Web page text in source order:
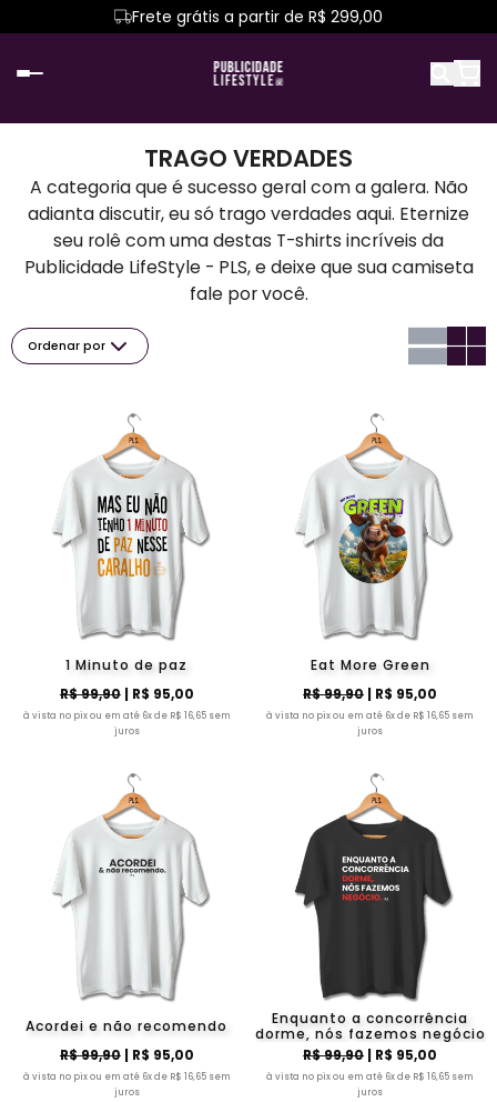
Frete grátis a partir de R$ 299,00
TRAGO VERDADES
A categoria que é sucesso geral com a galera. Não
adianta discutir, eu só trago verdades aqui. Eternize
seu rolê com uma destas T-shirts incríveis da
Publicidade LifeStyle - PLS, e deixe que sua camiseta
fale por você.
Ordenar por
1 Minuto de paz
R$ 99,90| R$ 95,00
à vista no pix ou em até 6x de R$ 16,65 sem
juros
Eat More Green
R$ 99,90| R$ 95,00
à vista no pix ou em até 6x de R$ 16,65 sem
juros
Acordei e não recomendo
R$ 99,90| R$ 95,00
à vista no pix ou em até 6x de R$ 16,65 sem
juros
Enquanto a concorrência
dorme, nós fazemos negócio
R$ 99,90| R$ 95,00
à vista no pix ou em até 6x de R$ 16,65 sem
juros